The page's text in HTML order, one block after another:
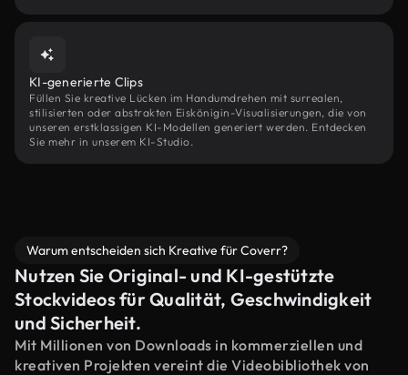
KI-generierte Clips
Füllen Sie kreative Lücken im Handumdrehen mit surrealen,
stilisierten oder abstrakten Eiskönigin-Visualisierungen, die von
unseren erstklassigen KI-Modellen generiert werden. Entdecken
Sie mehr in unserem KI-Studio.
Warum entscheiden sich Kreative für Coverr?
Nutzen Sie Original- und KI-gestützte
Stockvideos für Qualität, Geschwindigkeit
und Sicherheit.
Mit Millionen von Downloads in kommerziellen und
kreativen Projekten vereint die Videobibliothek von